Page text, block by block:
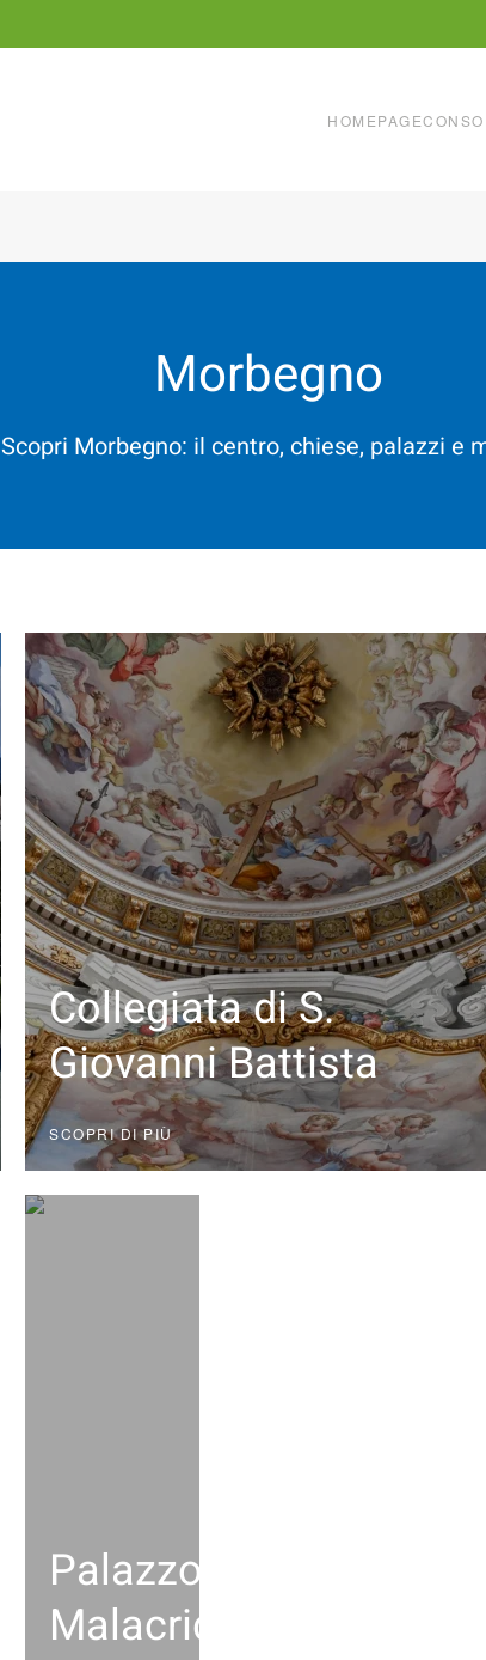
HOMEPAGE
Morbegno
Scopri Morbegno: il centro, chiese, palazzi e
Collegiata di S.
Giovanni Battista
SCOPRI DI PIÙ
Palazzo
Malacrida